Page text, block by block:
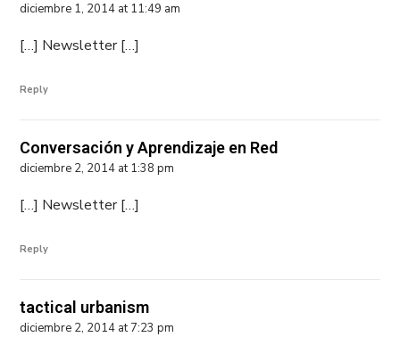
diciembre 1, 2014 at 11:49 am
[…] Newsletter […]
Reply
Conversación y Aprendizaje en Red
diciembre 2, 2014 at 1:38 pm
[…] Newsletter […]
Reply
tactical urbanism
diciembre 2, 2014 at 7:23 pm